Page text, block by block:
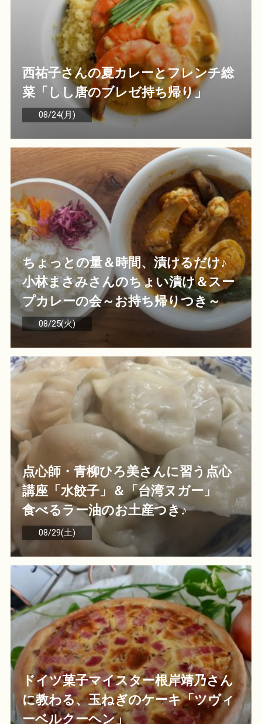
西祐子さんの夏カレーとフレンチ総
菜「しし唐のブレゼ持ち帰り」
08/24(月)
ちょっとの量＆時間、漬けるだけ♪
小林まさみさんのちょい漬け＆スー
プカレーの会～お持ち帰りつき～
08/25(火)
点心師・青柳ひろ美さんに習う点心
講座「水餃子」＆「台湾ヌガー」
食べるラー油のお土産つき♪
08/29(土)
ドイツ菓子マイスター根岸靖乃さん
に教わる、玉ねぎのケーキ「ツヴィ
ーベルクーヘン」